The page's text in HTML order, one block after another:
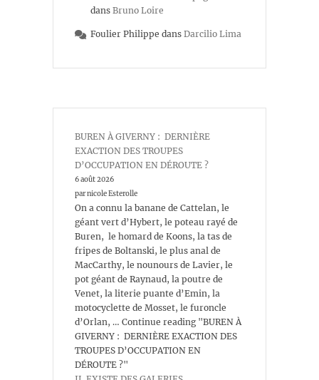
dans Bruno Loire
Foulier Philippe dans Darcilio Lima
BUREN À GIVERNY : DERNIÈRE
EXACTION DES TROUPES
D’OCCUPATION EN DÉROUTE ?
6 août 2026
par nicole Esterolle
On a connu la banane de Cattelan, le
géant vert d’Hybert, le poteau rayé de
Buren, le homard de Koons, la tas de
fripes de Boltanski, le plus anal de
MacCarthy, le nounours de Lavier, le
pot géant de Raynaud, la poutre de
Venet, la literie puante d’Emin, la
motocyclette de Mosset, le furoncle
d’Orlan, … Continue reading "BUREN À
GIVERNY : DERNIÈRE EXACTION DES
TROUPES D’OCCUPATION EN
DÉROUTE ?"